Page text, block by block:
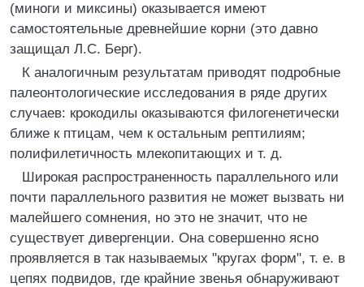
(миноги и миксины) оказывается имеют
самостоятельные древнейшие корни (это давно
защищал Л.С. Берг).
К аналогичным результатам приводят подробные
палеонтологические исследования в ряде других
случаев: крокодилы оказываются филогенетически
ближе к птицам, чем к остальным рептилиям;
полифилетичность млекопитающих и т. д.
Широкая распространенность параллельного или
почти параллельного развития не может вызвать ни
малейшего сомнения, но это не значит, что не
существует дивергенции. Она совершенно ясно
проявляется в так называемых "кругах форм", т. е. в
цепях подвидов, где крайние звенья обнаруживают